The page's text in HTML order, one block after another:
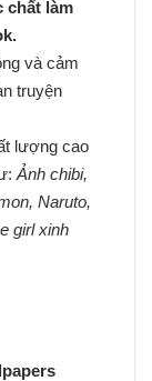
chất làm
và cảm
truyện
lượng cao
Ảnh chibi,
Naruto,
girl xinh